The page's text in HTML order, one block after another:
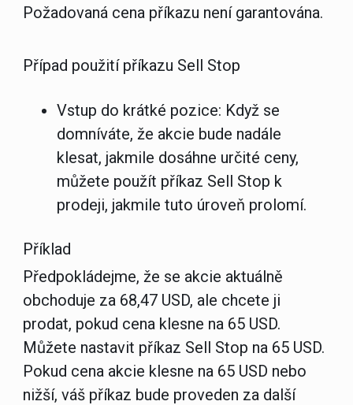
Požadovaná cena příkazu není garantována.
Případ použití příkazu Sell Stop
Vstup do krátké pozice: Když se
domníváte, že akcie bude nadále
klesat, jakmile dosáhne určité ceny,
můžete použít příkaz Sell Stop k
prodeji, jakmile tuto úroveň prolomí.
Příklad
Předpokládejme, že se akcie aktuálně
obchoduje za 68,47 USD, ale chcete ji
prodat, pokud cena klesne na 65 USD.
Můžete nastavit příkaz Sell Stop na 65 USD.
Pokud cena akcie klesne na 65 USD nebo
nižší, váš příkaz bude proveden za další